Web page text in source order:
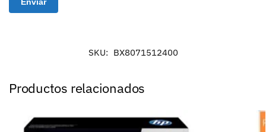
SKU: BX8071512400
Productos relacionados